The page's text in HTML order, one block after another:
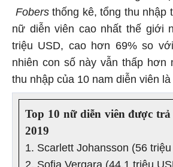
Fobersthống kê, tổng thu nhập
nữ diễn viên cao nhất thế giới
triệu USD, cao hơn 69% so
nhiên con số này vẫn thấp hơn
thu nhập của 10 nam diễn viên là
Top 10 nữ diễn viên được
2019
1. Scarlett Johansson (56
2. Sofia Vergara (44.1 triệu